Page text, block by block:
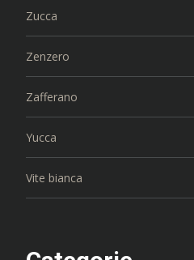
Zucca
Zenzero
Zafferano
Yucca
Vite bianca